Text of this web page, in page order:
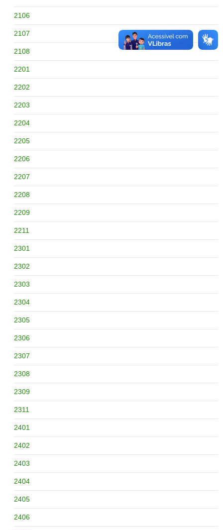
2106
2107
2108
2201
2202
2203
2204
2205
2206
2207
2208
2209
2211
2301
2302
2303
2304
2305
2306
2307
2308
2309
2311
2401
2402
2403
2404
2405
2406